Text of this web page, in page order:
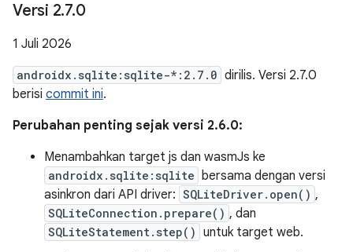
Versi 2.7.0
1 Juli 2026
androidx.sqlite:sqlite-*:2.7.0 dirilis. Versi 2.7.0
berisi commit ini.
Perubahan penting sejak versi 2.6.0:
Menambahkan target js dan wasmJs ke
androidx.sqlite:sqlite bersama dengan versi
asinkron dari API driver: SQLiteDriver.open() ,
SQLiteConnection.prepare() , dan
SQLiteStatement.step() untuk target web.